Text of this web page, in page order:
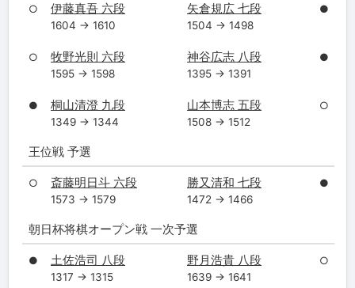
○ 伊藤真吾 六段
1604 → 1610
矢倉規広 七段
1504 → 1498
●
○ 牧野光則 六段
1595 → 1598
神谷広志 八段
1395 → 1391
●
● 桐山清澄 九段
1349 → 1344
山本博志 五段
1508 → 1512
○
王位戦 予選
○ 斎藤明日斗 六段
1573 → 1579
勝又清和 七段
1472 → 1466
●
朝日杯将棋オープン戦 一次予選
● 土佐浩司 八段
1317 → 1315
野月浩貴 八段
1639 → 1641
○